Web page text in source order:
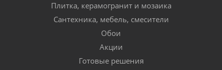
Плитка, керамогранит и мозаика
Сантехника, мебель, смесители
Обои
Акции
Готовые решения